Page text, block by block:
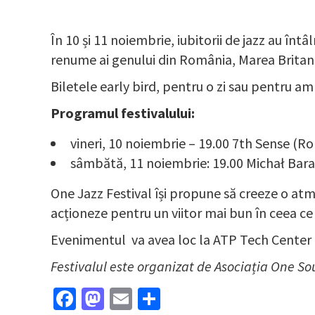
În 10 și 11 noiembrie, iubitorii de jazz au
renume ai genului din România, Marea
Biletele early bird, pentru o zi sau pentru
Programul festivalului:
vineri, 10 noiembrie – 19.00 7th Sense
sâmbătă, 11 noiembrie: 19.00 Michał
One Jazz Festival își propune să creeze o
acționeze pentru un viitor mai bun în ceea
Evenimentul va avea loc la ATP Tech
Festivalul este organizat de Asociația One
Facebook
Mastodon
Email